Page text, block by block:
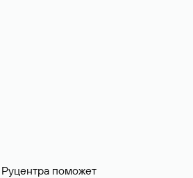
поможет